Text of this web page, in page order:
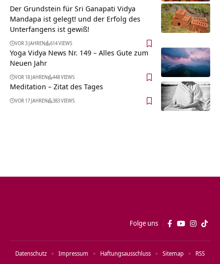
Der Grundstein für Sri Ganapati Vidya
Mandapa ist gelegt! und der Erfolg des
Unterfangens ist gewiß!
VOR 3 JAHREN 614 VIEWS
Yoga Vidya News Nr. 149 – Alles Gute zum
Neuen Jahr
VOR 18 JAHREN 448 VIEWS
Meditation – Zitat des Tages
VOR 17 JAHREN 383 VIEWS
Folge uns
Datenschutz Impressum Haftungsausschluss Sitemap RSS